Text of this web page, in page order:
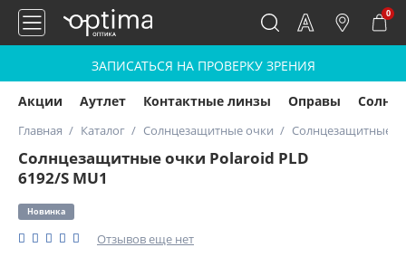
0
ЗАПИСАТЬСЯ НА ПРОВЕРКУ ЗРЕНИЯ
Акции Аутлет Контактные линзы Оправы
Главная Каталог Солнцезащитные очки Солнцезащитные
Солнцезащитные очки Polaroid PLD
6192/S MU1
Новинка
Отзывов еще нет